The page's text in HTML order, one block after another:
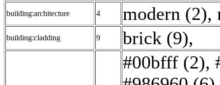
building:architecture 4 modern (2),
building:cladding 9 brick (9),
#00bfff (2),